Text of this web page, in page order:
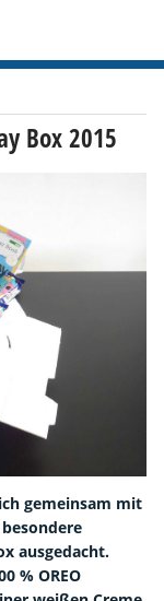
Box 2015
gemeinsam mit
ausgedacht.
% OREO